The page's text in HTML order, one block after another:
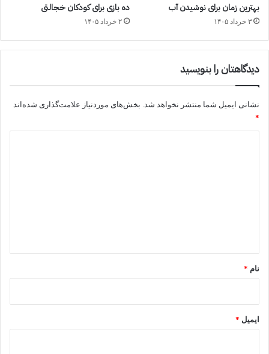
بهترین زمان برای نوشیدن آب
۳ خرداد ۱۴۰۵
ده بازی برای کودکان خجالتی
۲ خرداد ۱۴۰۵
دیدگاهتان را بنویسید
نشانی ایمیل شما منتشر نخواهد شد. بخش‌های موردنیاز علامت‌گذاری شده‌اند
*
نام *
ایمیل *